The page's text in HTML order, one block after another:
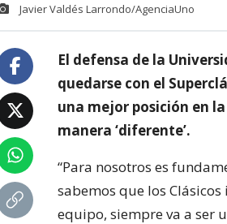
Javier Valdés Larrondo/AgenciaUno
El defensa de la
quedarse con el
una mejor posición en
manera ‘diferente’.
“Para nosotros es
sabemos que los
equipo, siempre va a ser